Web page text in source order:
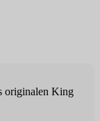
originalen King